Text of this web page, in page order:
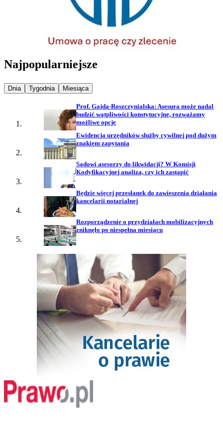
Najpopularniejsze
Najpopularniejsze wiadomości z
Dnia Najpopularniejsze wiadomości z
Tygodnia Najpopularniejsze wiadomości z
Miesiąca
Prof. Gajda-Roszczynialska: Asesura może nadal
budzić wątpliwości konstytucyjne, rozważamy
możliwe opcje
Ewidencja urzędników służby cywilnej pod dużym
znakiem zapytania
Sądowi asesorzy do likwidacji? W Komisji
Kodyfikacyjnej analiza, czy ich zastąpić
Będzie więcej przesłanek do zawieszenia działania
kancelarii notarialnej
Rozporządzenie o przydziałach mobilizacyjnych
zniknęło po niespełna miesiącu